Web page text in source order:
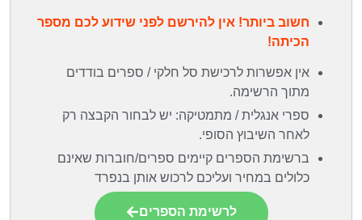
חשוב ביותר! אין להירשם לפני שידוע לכם מספר
הכיתה!
אין אפשרות לרכישת סל חלקי / ספרים בודדים
מתוך הרשימה.
ספרי אנגלית / מתמטיקה: יש לבחור הקבצה רק
לאחר השיבוץ הסופי.
ברשימת הספרים קיימים ספרים/חוברות שאינם
כלולים במחיר ועליכם לרכוש אותן בנפרד
לרשימת הספרים